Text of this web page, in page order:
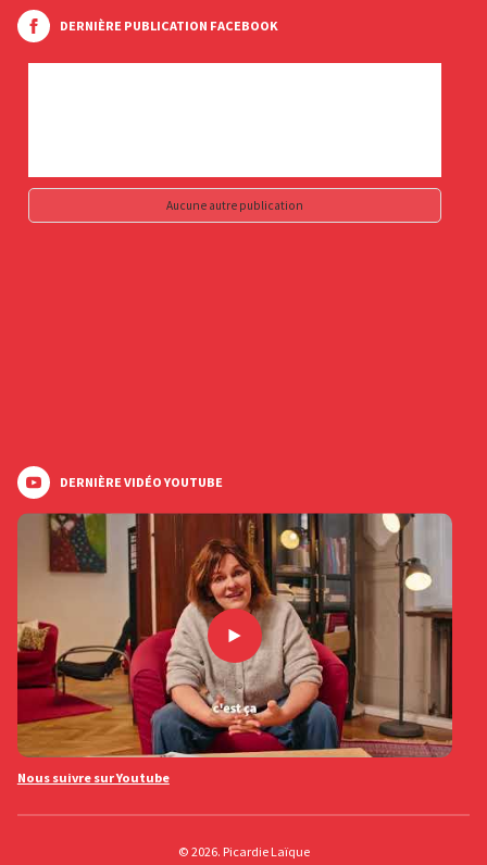
DERNIÈRE PUBLICATION FACEBOOK
Aucune autre publication
DERNIÈRE VIDÉO YOUTUBE
Nous suivre sur Youtube
© 2026. Picardie Laïque